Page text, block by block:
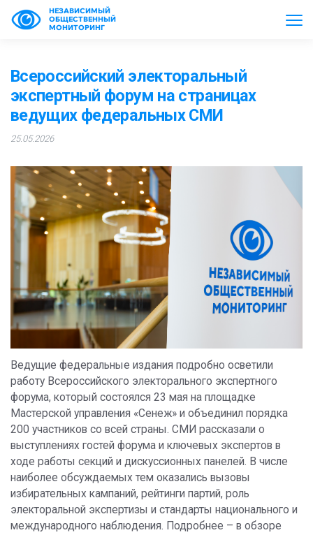
НЕЗАВИСИМЫЙ
ОБЩЕСТВЕННЫЙ
МОНИТОРИНГ
Всероссийский электоральный
экспертный форум на страницах
ведущих федеральных СМИ
25.05.2026
Ведущие федеральные издания подробно осветили
работу Всероссийского электорального экспертного
форума, который состоялся 23 мая на площадке
Мастерской управления «Сенеж» и объединил порядка
200 участников со всей страны. СМИ рассказали о
выступлениях гостей форума и ключевых экспертов в
ходе работы секций и дискуссионных панелей. В числе
наиболее обсуждаемых тем оказались вызовы
избирательных кампаний, рейтинги партий, роль
электоральной экспертизы и стандарты национального и
международного наблюдения. Подробнее – в обзоре